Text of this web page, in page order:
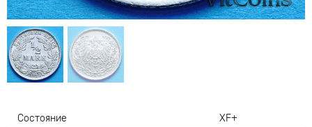
Состояние
XF+